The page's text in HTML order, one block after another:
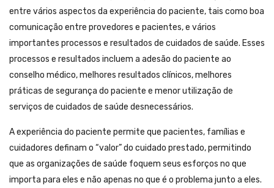
entre vários aspectos da experiência do paciente, tais como boa
comunicação entre provedores e pacientes, e vários
importantes processos e resultados de cuidados de saúde. Esses
processos e resultados incluem a adesão do paciente ao
conselho médico, melhores resultados clínicos, melhores
práticas de segurança do paciente e menor utilização de
serviços de cuidados de saúde desnecessários.
A experiência do paciente permite que pacientes, famílias e
cuidadores definam o “valor” do cuidado prestado, permitindo
que as organizações de saúde foquem seus esforços no que
importa para eles e não apenas no que é o problema junto a eles.